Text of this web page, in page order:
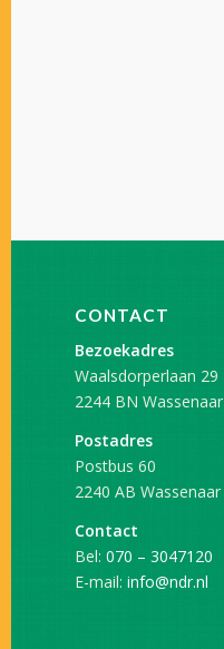
CONTACT
Bezoekadres
Waalsdorperlaan 29
2244 BN Wassenaar
Postadres
Postbus 60
2240 AB Wassenaar
Contact
Bel: 070 – 3047120
E-mail: info@ndr.nl